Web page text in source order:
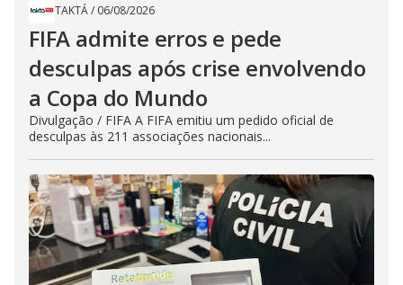
TAKTÁ/ 06/08/2026
FIFA admite erros e pede
desculpas após crise envolvendo
a Copa do Mundo
Divulgação / FIFA A FIFA emitiu um pedido oficial de
desculpas às 211 associações nacionais...